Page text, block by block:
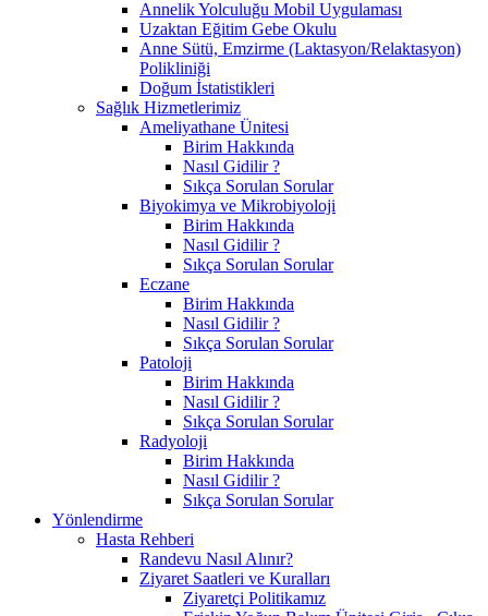
Annelik Yolculuğu Mobil Uygulaması
Uzaktan Eğitim Gebe Okulu
Anne Sütü, Emzirme (Laktasyon/Relaktasyon)
Polikliniği
Doğum İstatistikleri
Sağlık Hizmetlerimiz
Ameliyathane Ünitesi
Birim Hakkında
Nasıl Gidilir ?
Sıkça Sorulan Sorular
Biyokimya ve Mikrobiyoloji
Birim Hakkında
Nasıl Gidilir ?
Sıkça Sorulan Sorular
Eczane
Birim Hakkında
Nasıl Gidilir ?
Sıkça Sorulan Sorular
Patoloji
Birim Hakkında
Nasıl Gidilir ?
Sıkça Sorulan Sorular
Radyoloji
Birim Hakkında
Nasıl Gidilir ?
Sıkça Sorulan Sorular
Yönlendirme
Hasta Rehberi
Randevu Nasıl Alınır?
Ziyaret Saatleri ve Kuralları
Ziyaretçi Politikamız